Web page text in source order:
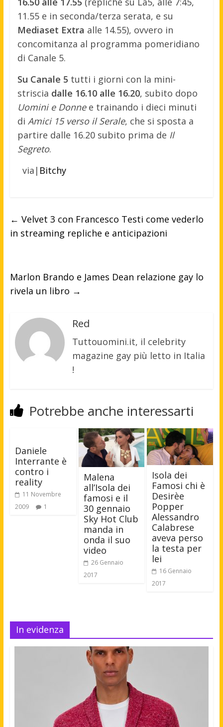
11.55 e in seconda/terza serata, e su
Mediaset Extra alle 14.55), ovvero in
concomitanza al programma pomeridiano
di Canale 5.
Su Canale 5 tutti i giorni con la mini-
striscia dalle 16.10 alle 16.20, subito dopo
Uomini e Donnee trainando i dieci minuti
di Amici 15 verso il Serale, che si sposta a
partire dalle 16.20 subito prima de Il
Segreto.
via| Bitchy
← Velvet 3 con Francesco Testi come vederlo
in streaming repliche e anticipazioni
Marlon Brando e James Dean relazione gay lo
rivela un libro →
Red
Tuttouomini.it, il celebrity
magazine gay più letto in Italia
!
Potrebbe anche interessarti
Daniele
Interrante è
contro i
reality
11 Novembre
2009
1
Malena
all’Isola dei
famosi e il
30 gennaio
Sky Hot Club
manda in
onda il suo
video
26 Gennaio
2017
Isola dei
Famosi chi è
Desirèe
Popper
Alessandro
Calabrese
aveva perso
la testa per
lei
16 Gennaio
2017
In evidenza